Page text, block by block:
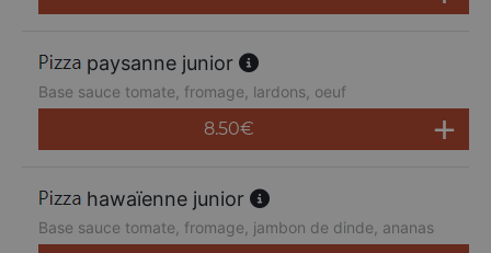
paysanne junior
Base sauce tomate, fromage, lardons, oeuf
8.50€
hawaïenne junior
Base sauce tomate, fromage, jambon de dinde, ananas